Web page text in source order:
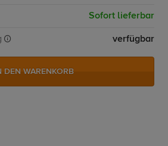
Sofort lieferbar
verfügbar
DEN WARENKORB